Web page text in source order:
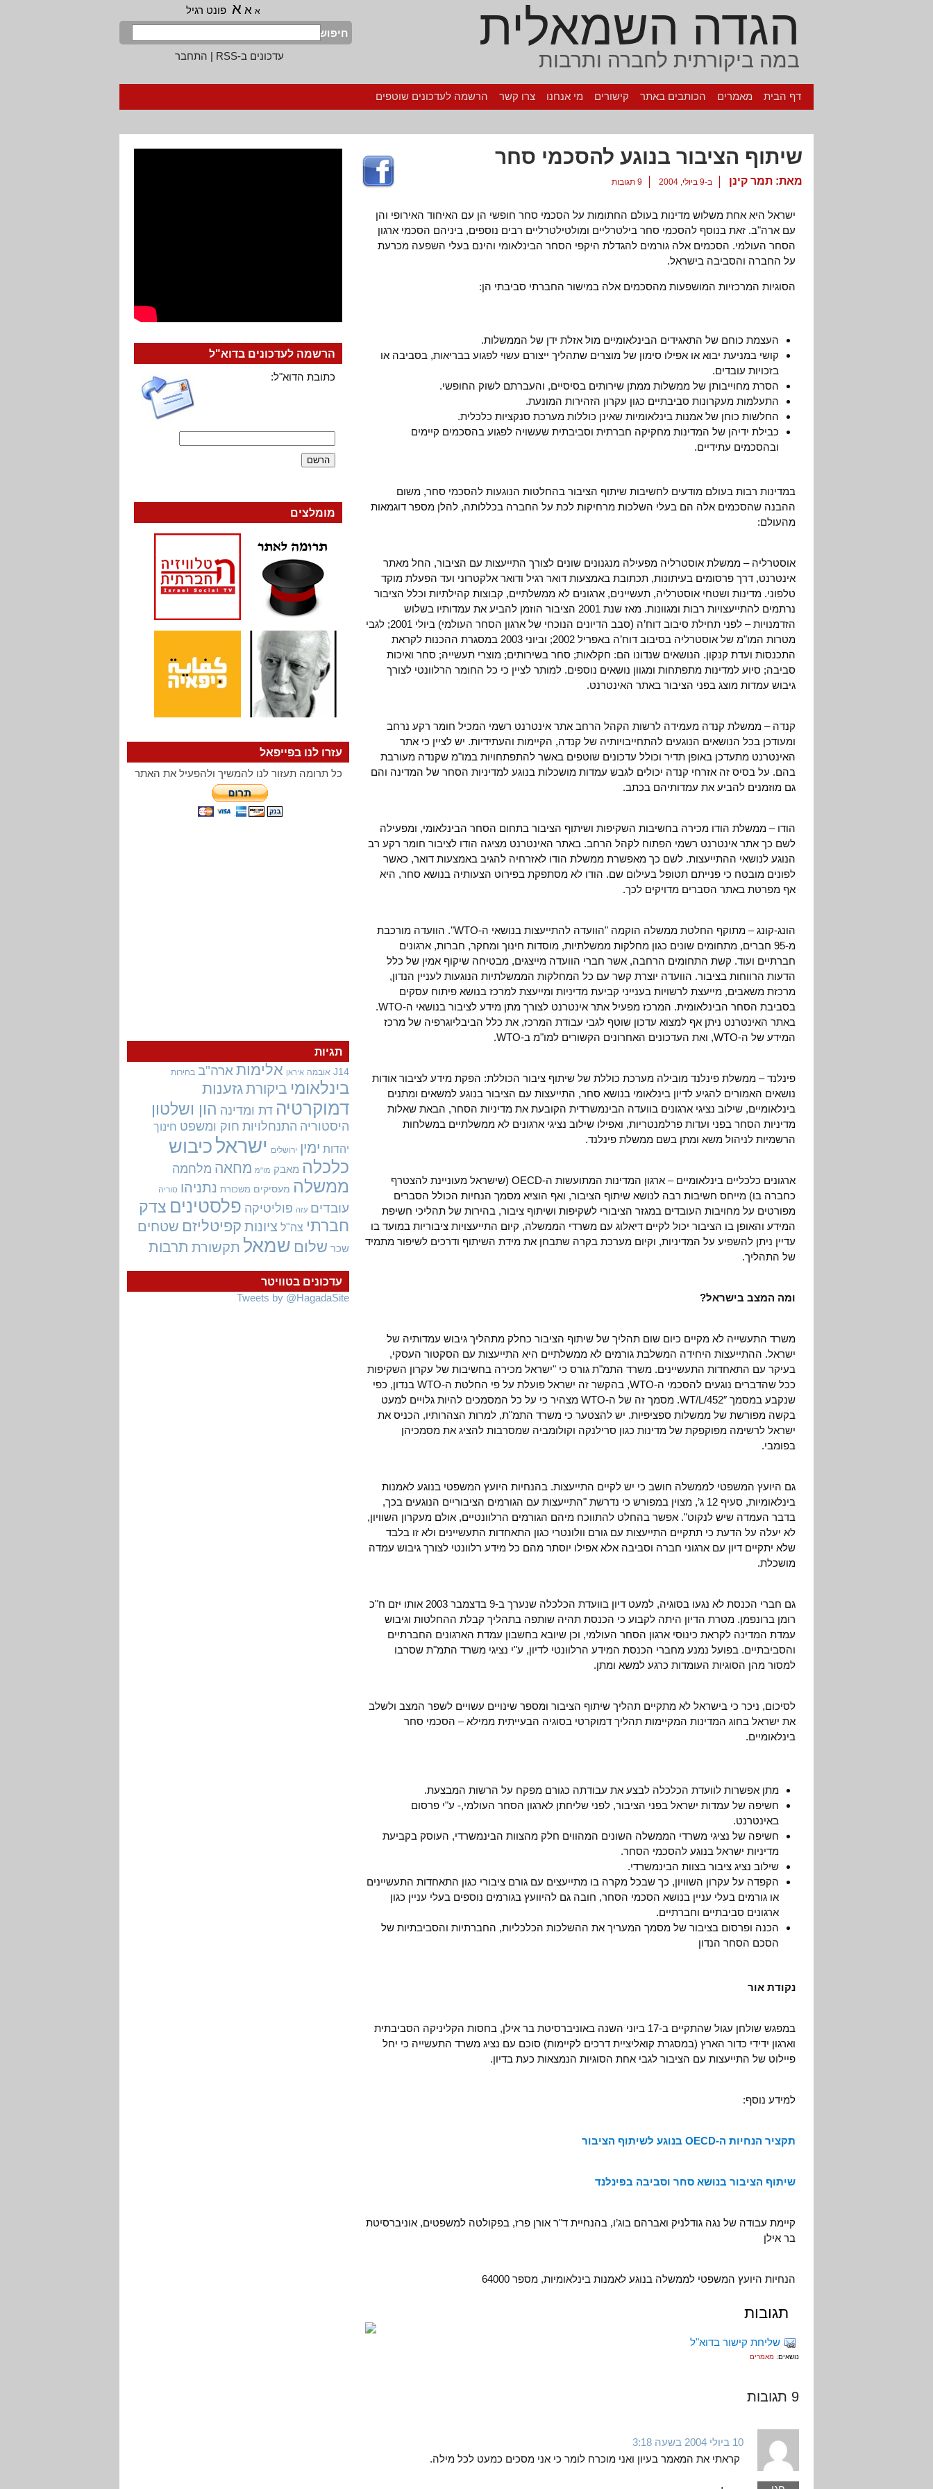
הגדה השמאלית
במה ביקורתית לחברה ותרבות
א א א פונט רגיל
חיפוש
עדכונים ב-RSS
| התחבר
דף הבית מאמרים הכותבים באתר קישורים מי אנחנו צרו קשר הרשמה לעדכונים שוטפים
שיתוף הציבור בנוגע להסכמי סחר
מאת: תמר קינן ב-9 ביולי, 2004 9 תגובות
ישראל היא אחת משלוש מדינות בעולם החתומות על הסכמי סחר חופשי הן עם האיחוד האירופי והן
עם ארה"ב. זאת בנוסף להסכמי סחר בילטרליים ומולטילטרליים רבים נוספים, ביניהם הסכמי ארגון
הסחר העולמי. הסכמים אלה גורמים להגדלת היקפי הסחר הבינלאומי והינם בעלי השפעה מכרעת
על החברה והסביבה בישראל.
הסוגיות המרכזיות המושפעות מהסכמים אלה במישור החברתי סביבתי הן:
העצמת כוחם של התאגידים הבינלאומיים מול אזלת ידן של הממשלות.
קושי במניעת יבוא או אפילו סימון של מוצרים שתהליך ייצורם עשוי לפגוע בבריאות, בסביבה או
בזכויות עובדים.
הסרת מחוייבותן של ממשלות ממתן שירותים בסיסיים, והעברתם לשוק החופשי.
התעלמות מעקרונות סביבתיים כגון עקרון הזהירות המונעת.
החלשות כוחן של אמנות בינלאומיות שאינן כוללות מערכת סנקציות כלכלית.
כבילת ידיהן של המדינות מחקיקה חברתית וסביבתית שעשויה לפגוע בהסכמים קיימים
ובהסכמים עתידיים.
במדינות רבות בעולם מודעים לחשיבות שיתוף הציבור בהחלטות הנוגעות להסכמי סחר, משום
ההבנה שהסכמים אלה הם בעלי השלכות מרחיקות לכת על החברה בכללותה, להלן מספר דוגמאות
מהעולם:
אוסטרליה – ממשלת אוסטרליה מפעילה מנגנונים שונים לצורך התייעצות עם הציבור, החל מאתר
אינטרנט, דרך פרסומים בעיתונות, תכתובת באמצעות דואר רגיל ודואר אלקטרוני ועד הפעלת מוקד
טלפוני. מדינות ושטחי אוסטרליה, תעשיינים, ארגונים לא ממשלתיים, קבוצות קהילתיות וכלל הציבור
נרתמים להתייעצויות רבות ומגוונות. מאז שנת 2001 הציבור הוזמן להביע את עמדותיו בשלוש
הזדמנויות – לפני תחילת סיבוב דוח’ה (סבב הדיונים הנוכחי של ארגון הסחר העולמי) ביולי 2001; לגבי
מטרות המו"מ של אוסטרליה בסיבוב דוח’ה באפריל 2002; וביוני 2003 במסגרת ההכנות לקראת
התכנסות ועדת קנקון. הנושאים שנדונו הם: חקלאות; סחר בשירותים; מוצרי תעשייה; סחר ואיכות
סביבה; סיוע למדינות מתפתחות ומגוון נושאים נוספים. למותר לציין כי כל החומר הרלוונטי לצורך
גיבוש עמדות מוצג בפני הציבור באתר האינטרנט.
קנדה – ממשלת קנדה מעמידה לרשות הקהל הרחב אתר אינטרנט רשמי המכיל חומר רקע נרחב
ומעודכן בכל הנושאים הנוגעים להתחייבויותיה של קנדה, הקיימות והעתידיות. יש לציין כי אתר
האינטרנט מתעדכן באופן תדיר וכולל עדכונים שוטפים באשר להתפתחויות במו"מ שקנדה מעורבת
בהם. על בסיס זה אזרחי קנדה יכולים לגבש עמדות מושכלות בנוגע למדיניות הסחר של המדינה והם
גם מוזמנים להביע את עמדותיהם בכתב.
הודו – ממשלת הודו מכירה בחשיבות השקיפות ושיתוף הציבור בתחום הסחר הבינלאומי, ומפעילה
לשם כך אתר אינטרנט רשמי הפתוח לקהל הרחב. באתר האינטרנט מציגה הודו לציבור חומר רקע רב
הנוגע לנושאי ההתייעצות. לשם כך מאפשרת ממשלת הודו לאזרחיה להגיב באמצעות דואר, כאשר
לפונים מובטח כי פנייתם תטופל בעילום שם. הודו לא מסתפקת בפירוט הצעותיה בנושא סחר, היא
אף מפרטת באתר הסברים מדויקים לכך.
הונג-קונג – מתוקף החלטת ממשלה הוקמה "הוועדה להתייעצות בנושאי ה-WTO". הוועדה מורכבת
מ-95 חברים, מתחומים שונים כגון מחלקות ממשלתיות, מוסדות חינוך ומחקר, חברות, ארגונים
חברתיים ועוד. קשת התחומים הרחבה, אשר חברי הוועדה מייצגים, מבטיחה שיקוף אמין של כלל
הדעות הרווחות בציבור. הוועדה יוצרת קשר עם כל המחלקות הממשלתיות הנוגעות לעניין הנדון,
מרכזת משאבים, מייעצת לרשויות בענייני קביעת מדיניות ומייעצת למרכז בנושא פיתוח עסקים
בסביבת הסחר הבינלאומית. המרכז מפעיל אתר אינטרנט לצורך מתן מידע לציבור בנושאי ה-WTO.
באתר האינטרנט ניתן אף למצוא עדכון שוטף לגבי עבודת המרכז, את כלל הביבליוגרפיה של מרכז
המידע של ה-WTO, ואת העדכונים האחרונים הקשורים למו"מ ב-WTO.
פינלנד – ממשלת פינלנד מובילה מערכת כוללת של שיתוף ציבור הכוללת: הפקת מידע לציבור אודות
נושאים האמורים להגיע לדיון בינלאומי בנושא סחר, התייעצות עם הציבור בנוגע למשאים ומתנים
בינלאומיים, שילוב נציגי ארגונים בוועדה הבינמשרדית הקובעת את מדיניות הסחר, הבאת שאלות
מדיניות הסחר בפני ועדות פרלמנטריות, ואפילו שילוב נציגי ארגונים לא ממשלתיים במשלחות
הרשמיות לניהול משא ומתן בשם ממשלת פינלנד.
ארגונים כלכליים בינלאומיים – ארגון המדינות המתועשות ה-OECD (שישראל מעוניינת להצטרף
כחברה בו) מייחס חשיבות רבה לנושא שיתוף הציבור, ואף הוציא מסמך הנחיות הכולל הסברים
מפורטים על מחויבות העובדים במגזר הציבורי לשקיפות ושיתוף ציבור, בהירות של תהליכי חשיפת
המידע והאופן בו הציבור יכול לקיים דיאלוג עם משרדי הממשלה, קיום התייעצויות ציבוריות במועד בו
עדיין ניתן להשפיע על המדיניות, וקיום מערכת בקרה שתבחן את מידת השיתוף ודרכים לשיפור מתמיד
של התהליך.
ומה המצב בישראל?
משרד התעשייה לא מקיים כיום שום תהליך של שיתוף הציבור כחלק מתהליך גיבוש עמדותיה של
ישראל. ההתייעצות היחידה המשלבת גורמים לא ממשלתיים היא התייעצות עם הסקטור העסקי,
בעיקר עם התאחדות התעשיינים. משרד התמ"ת גורס כי "ישראל מכירה בחשיבות של עקרון השקיפות
ככל שהדברים נוגעים להסכמי ה-WTO, בהקשר זה ישראל פועלת על פי החלטת ה-WTO בנדון, כפי
שנקבע במסמך WT/L/452″. מסמך זה של ה-WTO מצהיר כי על כל המסמכים להיות גלויים למעט
בקשה מפורשת של ממשלות ספציפיות. יש להצטער כי משרד התמ"ת, למרות הצהרותיו, הכניס את
ישראל לרשימה מפוקפקת של מדינות כגון סרילנקה וקולומביה שמסרבות להציג את מסמכיהן
בפומבי.
גם היועץ המשפטי לממשלה חושב כי יש לקיים התייעצות. בהנחיות היועץ המשפטי בנוגע לאמנות
בינלאומיות, סעיף 12 ג’, מצוין במפורש כי נדרשת "התייעצות עם הגורמים הציבוריים הנוגעים בכך,
בדבר העמדה שיש לנקוט". אפשר בהחלט להתווכח מיהם הגורמים הרלוונטיים, אולם מעקרון השוויון,
לא יעלה על הדעת כי תתקיים התייעצות עם גורם וולונטרי כגון התאחדות התעשיינים ולא זו בלבד
שלא יתקיים דיון עם ארגוני חברה וסביבה אלא אפילו יוסתר מהם כל מידע רלוונטי לצורך גיבוש עמדה
מושכלת.
גם חברי הכנסת לא נגעו בסוגיה, למעט דיון בוועדת הכלכלה שנערך ב-9 בדצמבר 2003 אותו יזם ח"כ
רומן ברונפמן. מטרת הדיון היתה לקבוע כי הכנסת תהיה שותפה בתהליך קבלת ההחלטות וגיבוש
עמדת המדינה לקראת כינוסי ארגון הסחר העולמי, וכן שיובא בחשבון עמדת הארגונים החברתיים
והסביבתיים. בפועל נמנע מחברי הכנסת המידע הרלוונטי לדיון, ע"י נציגי משרד התמ"ת שסרבו
למסור מהן הסוגיות העומדות כרגע למשא ומתן.
לסיכום, ניכר כי בישראל לא מתקיים תהליך שיתוף הציבור ומספר שינויים עשויים לשפר המצב ולשלב
את ישראל בחוג המדינות המקיימות תהליך דמוקרטי בסוגיה הבעייתית ממילא – הסכמי סחר
בינלאומיים.
מתן אפשרות לוועדת הכלכלה לבצע את עבודתה כגורם מפקח על הרשות המבצעת.
חשיפה של עמדות ישראל בפני הציבור, לפני שליחתן לארגון הסחר העולמי,- ע"י פרסום
באינטרנט.
חשיפה של נציגי משרדי הממשלה השונים המהווים חלק מהצוות הבינמשרדי, העוסק בקביעת
מדיניות ישראל בנוגע להסכמי הסחר.
שילוב נציג ציבור בצוות הבינמשרדי.
הקפדה על עקרון השוויון, כך שבכל מקרה בו מתייעצים עם גורם ציבורי כגון התאחדות התעשיינים
או גורמים בעלי עניין בנושא הסכמי הסחר, חובה גם להיוועץ בגורמים נוספים בעלי עניין כגון
ארגונים סביבתיים וחברתיים.
הכנה ופרסום בציבור של מסמך המעריך את ההשלכות הכלכליות, החברתיות והסביבתיות של
הסכם הסחר הנדון
נקודת אור
במפגש שולחן עגול שהתקיים ב-17 ביוני השנה באוניברסיטת בר אילן, בחסות הקליניקה הסביבתית
וארגון ידידי כדור הארץ (במסגרת קואליציית דרכים לקיימות) סוכם עם נציג משרד התעשייה כי יחל
פיילוט של התייעצות עם הציבור לגבי אחת הסוגיות הנמצאות כעת בדיון.
למידע נוסף:
תקציר הנחיות ה-OECD בנוגע לשיתוף הציבור
שיתוף הציבור בנושא סחר וסביבה בפינלנד
קיימת עבודה של נגה גודלניק ואברהם בוג’ו, בהנחיית ד"ר אורן פרז, בפקולטה למשפטים, אוניברסיטת
בר אילן
הנחיות היועץ המשפטי לממשלה בנוגע לאמנות בינלאומיות, מספר 64000
תגובות
שליחת קישור בדוא"ל
נושאים: מאמרים
9 תגובות
10 ביולי 2004 בשעה 3:18
קראתי את המאמר בעיון ואני מוכרח לומר כי אני מסכים כמעט לכל מילה.
הרשמה לעדכונים בדוא"ל
כתובת הדוא"ל:
מומלצים
עזרו לנו בפייפאל
כל תרומה תעזור לנו להמשיך ולהפעיל את האתר
עדכונים בטוויטר
Tweets by @HagadaSite
תגיות
J14 אובמה איראן אלימות ארה"ב בחירות
בינלאומי ביקורתגזענות
דמוקרטיה דת ומדינה הון ושלטון
היסטוריה התנחלויות חוק ומשפט חינוך
יהדות ימין ירושלים ישראל כיבוש
כלכלה מאבק מו"מ מחאה מלחמה
ממשלה מעסיקים משכורת נתניהו סוריה
עובדים עזה פוליטיקה פלסטינים צדק
חברתי צה"ל ציונות קפיטליזם שטחים
שכר שלום שמאל תקשורת תרבות